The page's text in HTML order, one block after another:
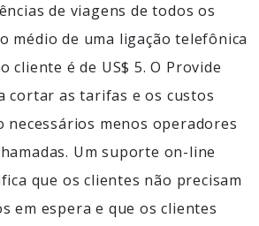
de viagens de todos os
médio de uma ligação telefônica
cliente é de US$ 5. O Provide
cortar as tarifas e os custos
necessários menos operadores
Um suporte on-line
que os clientes não precisam
em espera e que os clientes